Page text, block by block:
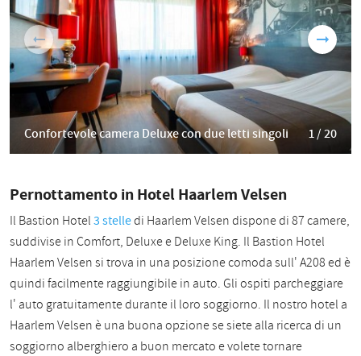
Confortevole camera Deluxe con due letti singoli 1 / 20
Pernottamento in Hotel Haarlem Velsen
Il Bastion Hotel3 stelledi Haarlem Velsen dispone di 87 camere,
suddivise in Comfort, Deluxe e Deluxe King. Il Bastion Hotel
Haarlem Velsen si trova in una posizione comoda sull' A208 ed è
quindi facilmente raggiungibile in auto. Gli ospiti parcheggiare
l' auto gratuitamente durante il loro soggiorno. Il nostro hotel a
Haarlem Velsen è una buona opzione se siete alla ricerca di un
soggiorno alberghiero a buon mercato e volete tornare